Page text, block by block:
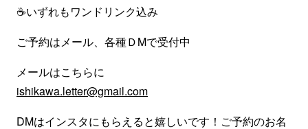
☕いずれもワンドリンク込み
ご予約はメール、各種ＤMで受付中
メールはこちらに
ishikawa.letter@gmail.com
DMはインスタにもらえると嬉しいです！ご予約のお名